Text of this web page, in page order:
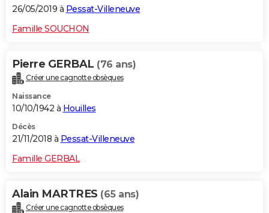
26/05/2019 à Pessat-Villeneuve
Famille SOUCHON
Pierre GERBAL (76 ans)
Créer une cagnotte obsèques
Naissance
10/10/1942 à Houilles
Décès
21/11/2018 à Pessat-Villeneuve
Famille GERBAL
Alain MARTRES (65 ans)
Créer une cagnotte obsèques